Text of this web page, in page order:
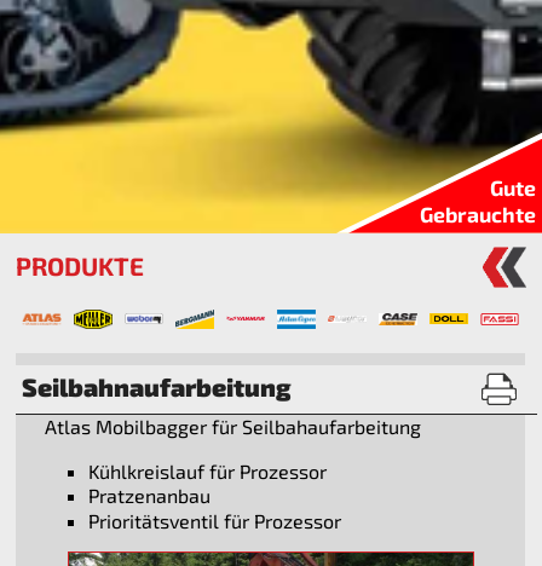
Gute
Gebrauchte
PRODUKTE
Seilbahnaufarbeitung
Atlas Mobilbagger für Seilbahaufarbeitung
Kühlkreislauf für Prozessor
Pratzenanbau
Prioritätsventil für Prozessor